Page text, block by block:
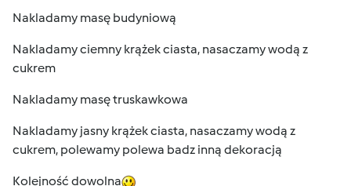
Nakladamy masę budyniową
Nakladamy ciemny krążek ciasta, nasaczamy wodą z
cukrem
Nakladamy masę truskawkowa
Nakladamy jasny krążek ciasta, nasaczamy wodą z
cukrem, polewamy polewa badz inną dekoracją
Kolejność dowolna